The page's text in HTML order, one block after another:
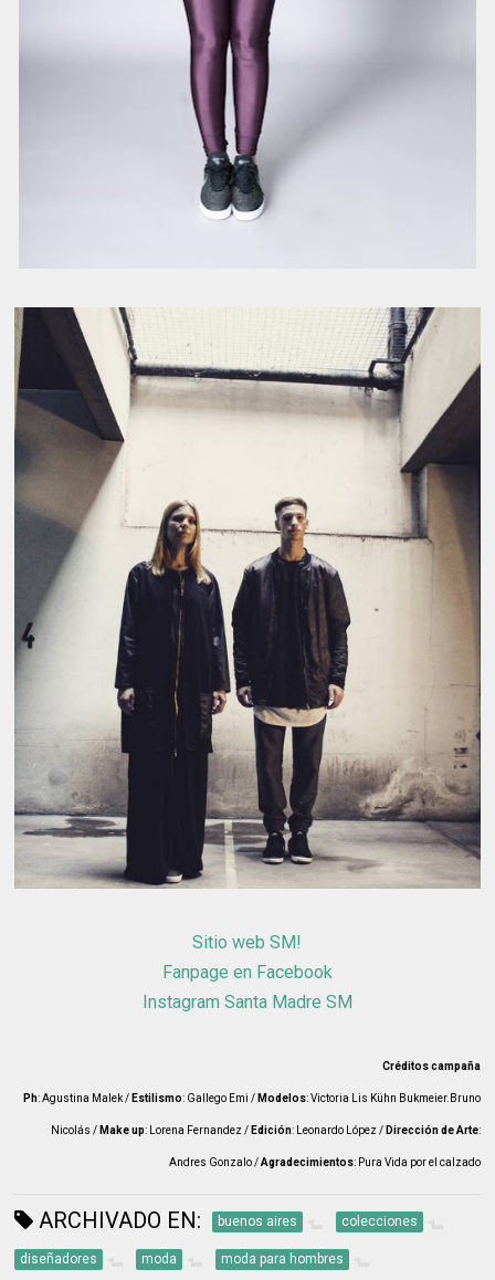
Sitio web SM!
Fanpage en Facebook
Instagram Santa Madre SM
Créditos campaña
Ph: Agustina Malek / Estilismo: Gallego Emi / Modelos: Victoria Lis Kühn Bukmeier.Bruno
Nicolás / Make up: Lorena Fernandez / Edición: Leonardo López / Dirección de Arte:
Andres Gonzalo /Agradecimientos: Pura Vida por el calzado
ARCHIVADO EN: buenos aires colecciones
diseñadores moda moda para hombres